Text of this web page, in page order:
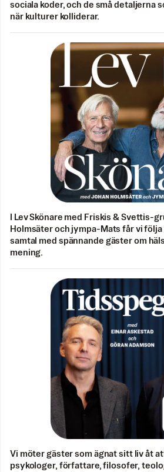
sociala koder, och de små detaljerna
när kulturer kolliderar.
I Lev Skönare med Friskis & Svettis-
Holmsäter och jympa-Mats får vi
samtal med spännande gäster om
mening.
Vi möter gäster som ägnat sitt liv åt
psykologer, författare, filosofer,